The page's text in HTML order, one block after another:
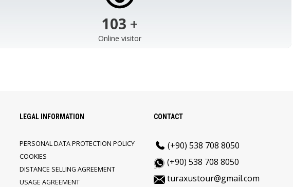
103 +
Online visitor
LEGAL INFORMATION
PERSONAL DATA PROTECTION POLICY
COOKIES
DISTANCE SELLING AGREEMENT
USAGE AGREEMENT
CONTACT
(+90) 538 708 8050
(+90) 538 708 8050
turaxustour@gmail.com